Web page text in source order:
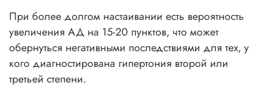
При более долгом настаивании есть вероятность
увеличения АД на 15-20 пунктов, что может
обернуться негативными последствиями для тех, у
кого диагностирована гипертония второй или
третьей степени.